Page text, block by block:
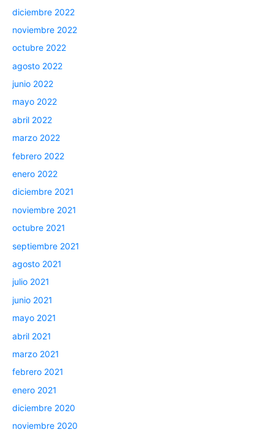
diciembre 2022
noviembre 2022
octubre 2022
agosto 2022
junio 2022
mayo 2022
abril 2022
marzo 2022
febrero 2022
enero 2022
diciembre 2021
noviembre 2021
octubre 2021
septiembre 2021
agosto 2021
julio 2021
junio 2021
mayo 2021
abril 2021
marzo 2021
febrero 2021
enero 2021
diciembre 2020
noviembre 2020